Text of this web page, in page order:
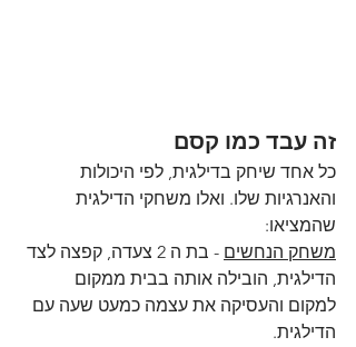
זה עבד כמו קסם
כל אחד שיחק בדילגית, לפי היכולות
והאנרגיות שלו. ואלו משחקי הדילגית
שהמציאו:
משחק הנחשים
- בת ה 2 צעדה, קפצה לצד
הדילגית, הובילה אותה בבית ממקום
למקום והעסיקה את עצמה כמעט שעה עם
הדילגית.